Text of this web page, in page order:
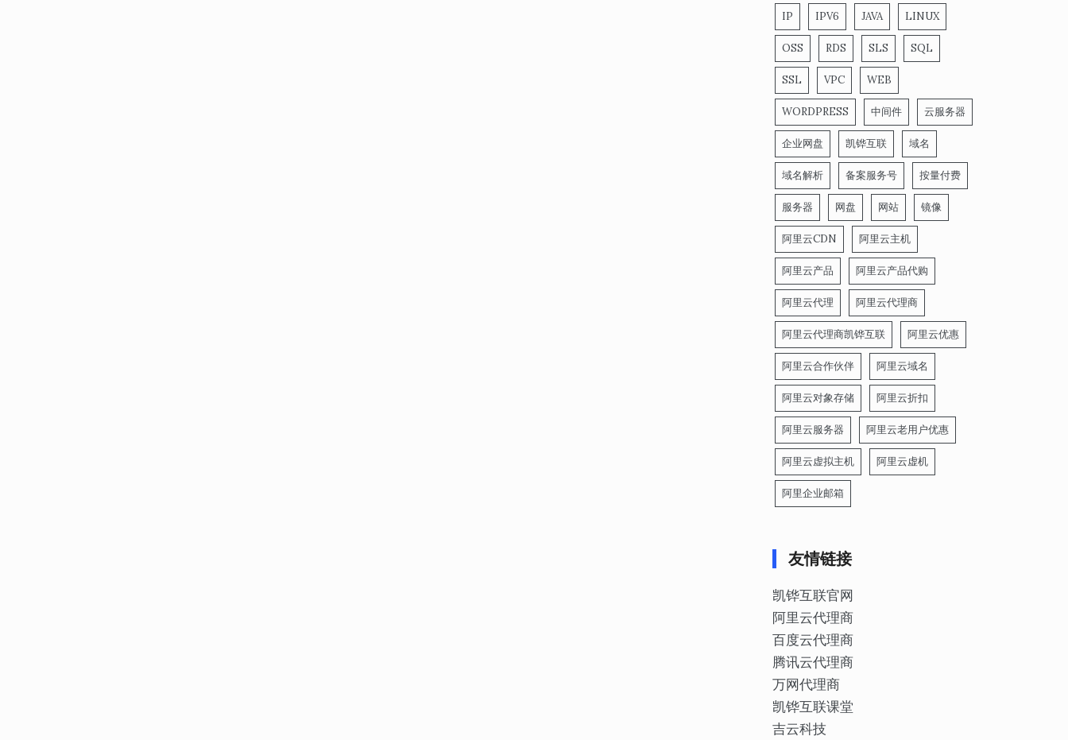
IP IPV6 JAVA LINUX
OSS RDS SLS SQL
SSL VPC WEB
WORDPRESS 中间件 云服务器
企业网盘 凯铧互联 域名
域名解析 备案服务号 按量付费
服务器 网盘 网站 镜像
阿里云CDN 阿里云主机
阿里云产品 阿里云产品代购
阿里云代理 阿里云代理商
阿里云代理商凯铧互联 阿里云优惠
阿里云合作伙伴 阿里云域名
阿里云对象存储 阿里云折扣
阿里云服务器 阿里云老用户优惠
阿里云虚拟主机 阿里云虚机
阿里企业邮箱
友情链接
凯铧互联官网
阿里云代理商
百度云代理商
腾讯云代理商
万网代理商
凯铧互联课堂
吉云科技